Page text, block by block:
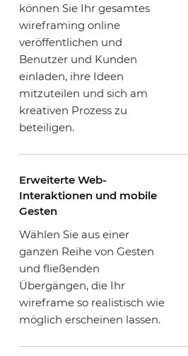
können Sie Ihr gesamtes
wireframing online
veröffentlichen und
Benutzer und Kunden
einladen, ihre Ideen
mitzuteilen und sich am
kreativen Prozess zu
beteiligen.
Erweiterte Web-
Interaktionen und mobile
Gesten
Wählen Sie aus einer
ganzen Reihe von Gesten
und fließenden
Übergängen, die Ihr
wireframe so realistisch wie
möglich erscheinen lassen.